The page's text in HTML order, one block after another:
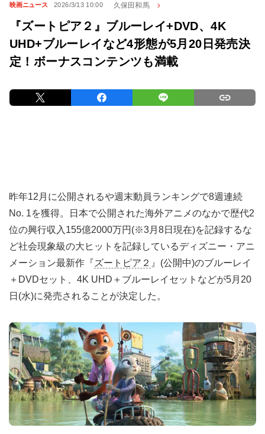
映画ニュース 2026/3/13 10:00 久保田和馬
『ズートピア２』ブルーレイ+DVD、4K
UHD+ブルーレイなど4形態が5月20日発売決
定！ボーナスコンテンツも満載
昨年12月に公開されるや週末動員ランキングで8週連続
No. 1を獲得。日本で公開された海外アニメのなかで歴代2
位の興行収入155億2000万円(※3月8日現在)を記録するな
ど社会現象級の大ヒットを記録しているディズニー・アニ
メーション最新作『ズートピア２ 』(公開中)のブルーレイ
＋DVDセット、4K UHD＋ブルーレイセットなどが5月20
日(水)に発売されることが決定した。